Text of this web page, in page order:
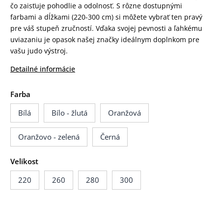
čo zaisťuje pohodlie a odolnosť. S rôzne dostupnými
farbami a dĺžkami (220-300 cm) si môžete vybrať ten pravý
pre váš stupeň zručností. Vďaka svojej pevnosti a ľahkému
uviazaniu je opasok našej značky ideálnym doplnkom pre
vašu judo výstroj.
Detailné informácie
Farba
Bílá
Bílo - žlutá Oranžová
Oranžovo - zelená Černá
Velikost
220
260 280 300